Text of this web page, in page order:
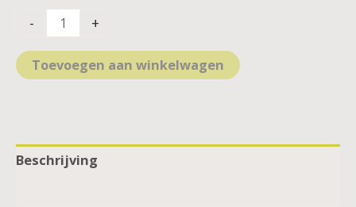
- +
Toevoegen aan winkelwagen
Beschrijving